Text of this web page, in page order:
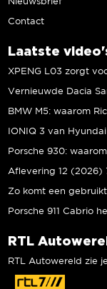
Nieuwsbrief
Contact
Laatste
IONIQ 3 van
Aflevering 12 (2026)
RTL
RTL Autowereld zie